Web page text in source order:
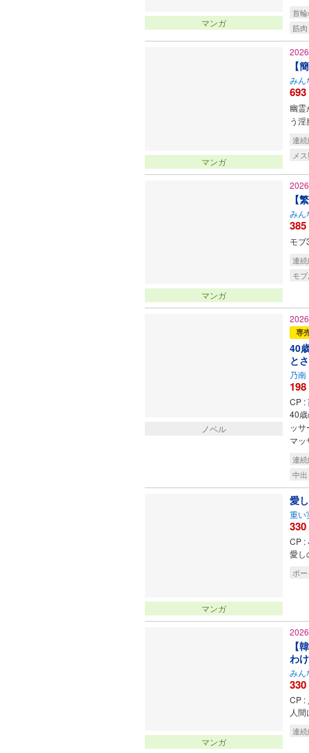
マンガ
首
筋肉
マンガ
【
みん
693
幽霊
う
連
メ
マンガ
【
みん
385
モブ
連
モ
ノベル
専
40
と
乃南
198
CP :
40
ッ
マッ
連
中
マンガ
愛
重い
330
CP :
愛し
ボ
マンガ
【
わ
みん
330
CP :
人
連